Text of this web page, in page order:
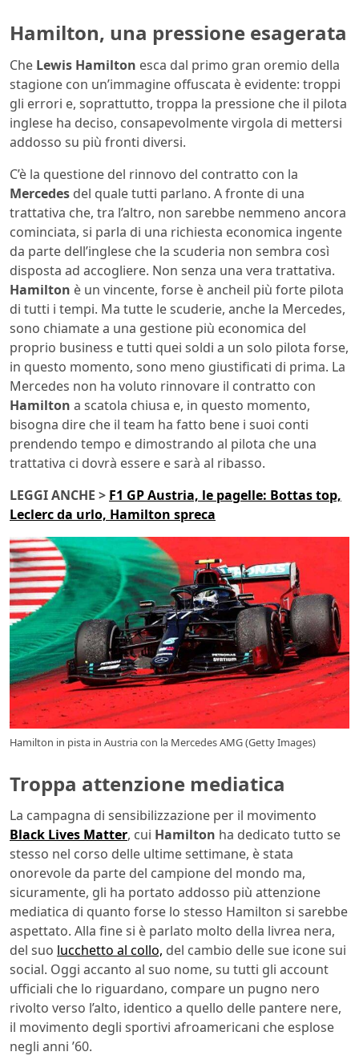
Hamilton, una pressione esagerata
Che Lewis Hamilton esca dal primo gran oremio della
stagione con un’immagine offuscata è evidente: troppi
gli errori e, soprattutto, troppa la pressione che il pilota
inglese ha deciso, consapevolmente virgola di mettersi
addosso su più fronti diversi.
C’è la questione del rinnovo del contratto con la
Mercedes del quale tutti parlano. A fronte di una
trattativa che, tra l’altro, non sarebbe nemmeno ancora
cominciata, si parla di una richiesta economica ingente
da parte dell’inglese che la scuderia non sembra così
disposta ad accogliere. Non senza una vera trattativa.
Hamilton è un vincente, forse è ancheil più forte pilota
di tutti i tempi. Ma tutte le scuderie, anche la Mercedes,
sono chiamate a una gestione più economica del
proprio business e tutti quei soldi a un solo pilota forse,
in questo momento, sono meno giustificati di prima. La
Mercedes non ha voluto rinnovare il contratto con
Hamilton a scatola chiusa e, in questo momento,
bisogna dire che il team ha fatto bene i suoi conti
prendendo tempo e dimostrando al pilota che una
trattativa ci dovrà essere e sarà al ribasso.
LEGGI ANCHE > F1 GP Austria, le pagelle: Bottas top,
Leclerc da urlo, Hamilton spreca
Hamilton in pista in Austria con la Mercedes AMG (Getty Images)
Troppa attenzione mediatica
La campagna di sensibilizzazione per il movimento
Black Lives Matter, cui Hamilton ha dedicato tutto se
stesso nel corso delle ultime settimane, è stata
onorevole da parte del campione del mondo ma,
sicuramente, gli ha portato addosso più attenzione
mediatica di quanto forse lo stesso Hamilton si sarebbe
aspettato. Alla fine si è parlato molto della livrea nera,
del suo lucchetto al collo, del cambio delle sue icone sui
social. Oggi accanto al suo nome, su tutti gli account
ufficiali che lo riguardano, compare un pugno nero
rivolto verso l’alto, identico a quello delle pantere nere,
il movimento degli sportivi afroamericani che esplose
negli anni ’60.